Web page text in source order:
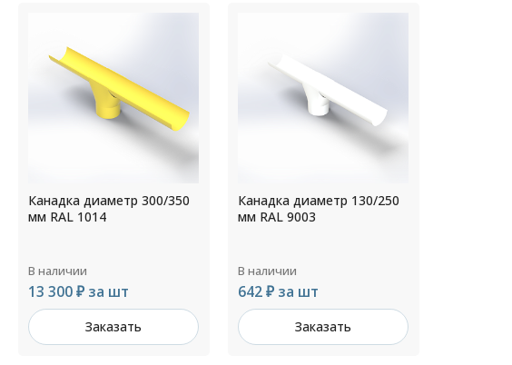
Канадка диаметр 130/250
мм RAL 9003
В наличии
642 ₽ за шт
Заказать
Канадка диаметр 130/250
мм RAL 9002
В наличии
642 ₽ за шт
Заказать